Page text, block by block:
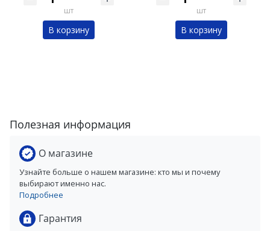
шт
В корзину
шт
В корзину
Полезная информация
О магазине
Узнайте больше о нашем магазине: кто мы и почему
выбирают именно нас.
Подробнее
Гарантия